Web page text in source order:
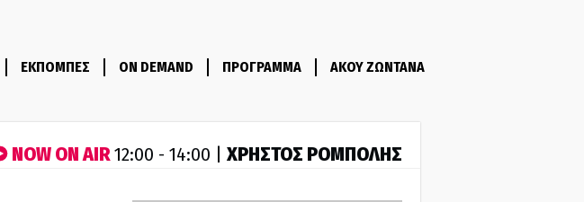
ΕΚΠΟΜΠΕΣ ON DEMAND ΠΡΟΓΡΑΜΜΑ ΑΚΟΥ ΖΩΝΤΑΝΑ
NOW ON AIR12:00 - 14:00 | ΧΡΗΣΤΟΣ ΡΟΜΠΟΛΗΣ